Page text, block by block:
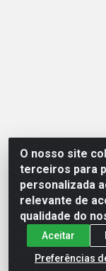
O nosso site
terceiros para
personalizada
relevante de
qualidade do
Aceitar
Preferências
Linhavix
Quadra314